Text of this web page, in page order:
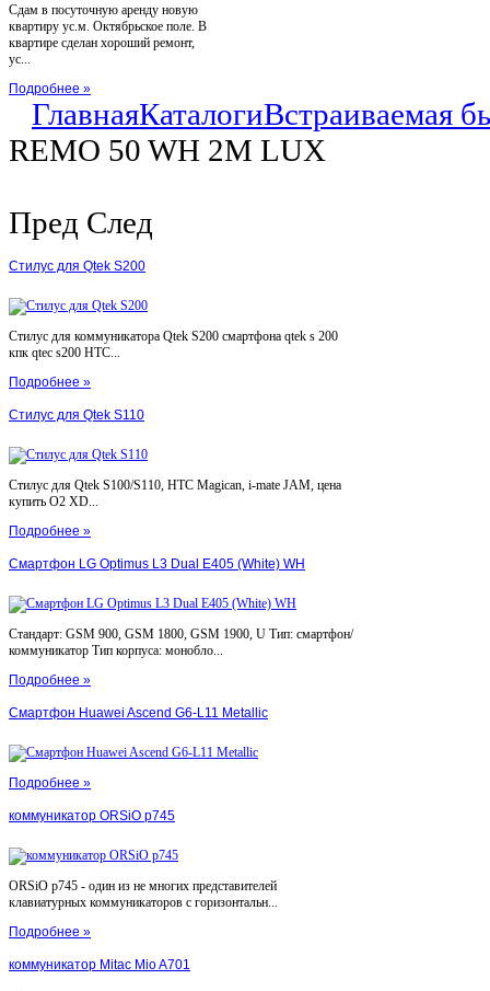
Сдам в посуточную аренду новую
квартиру ус.м. Октябрьское поле. В
квартире сделан хороший ремонт,
ус...
Подробнее »
ГлавнаяКаталогиВстраиваемая
REMO 50 WH 2M LUX
Пред След
Стилус для Qtek S200
Стилус для коммуникатора Qtek S200 смартфона qtek s 200
кпк qtec s200 HTC...
Подробнее »
Стилус для Qtek S110
Стилус для Qtek S100/S110, HTC Magican, i-mate JAM, цена
купить O2 XD...
Подробнее »
Смартфон LG Optimus L3 Dual E405 (White) WH
Стандарт: GSM 900, GSM 1800, GSM 1900, U Тип: смартфон/
коммуникатор Тип корпуса: монобло...
Подробнее »
Смартфон Huawei Ascend G6-L11 Metallic
Подробнее »
коммуникатор ORSiO p745
ORSiO p745 - один из не многих представителей
клавиатурных коммуникаторов с горизонтальн...
Подробнее »
коммуникатор Mitac Mio A701